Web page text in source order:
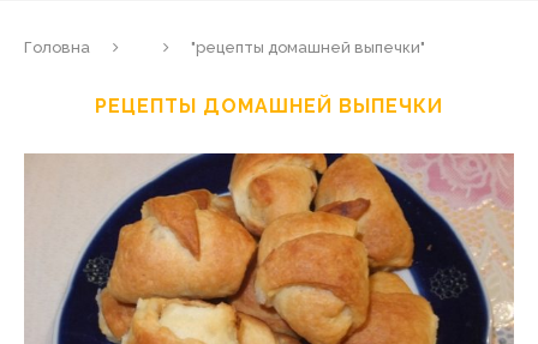
Головна "рецепты домашней выпечки"
РЕЦЕПТЫ ДОМАШНЕЙ ВЫПЕЧКИ